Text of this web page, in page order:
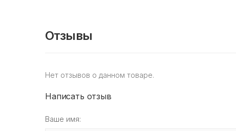
Отзывы
Нет отзывов о данном товаре.
Написать отзыв
Ваше имя: